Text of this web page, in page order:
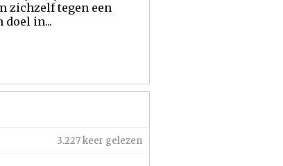
zichzelf tegen een
doel in...
3.227 keer gelezen